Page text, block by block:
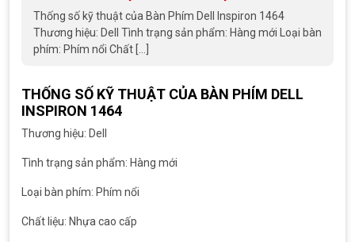
Thống số kỹ thuật của Bàn Phím Dell Inspiron 1464
Thương hiệu: Dell Tình trạng sản phẩm: Hàng mới Loại bàn
phím: Phím nổi Chất […]
THỐNG SỐ KỸ THUẬT CỦA BÀN PHÍM DELL
INSPIRON 1464
Thương hiệu: Dell
Tình trạng sản phẩm: Hàng mới
Loại bàn phím: Phím nổi
Chất liệu: Nhựa cao cấp